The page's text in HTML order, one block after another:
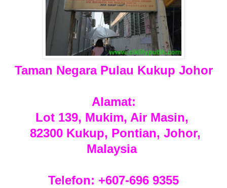
Taman Negara Pulau Kukup Johor
Alamat:
Lot 139, Mukim, Air Masin,
82300 Kukup, Pontian, Johor,
Malaysia
Telefon: +607-696 9355